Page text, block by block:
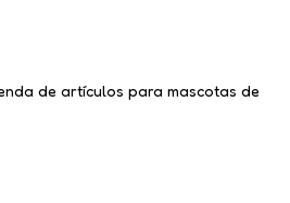
de artículos para mascotas de